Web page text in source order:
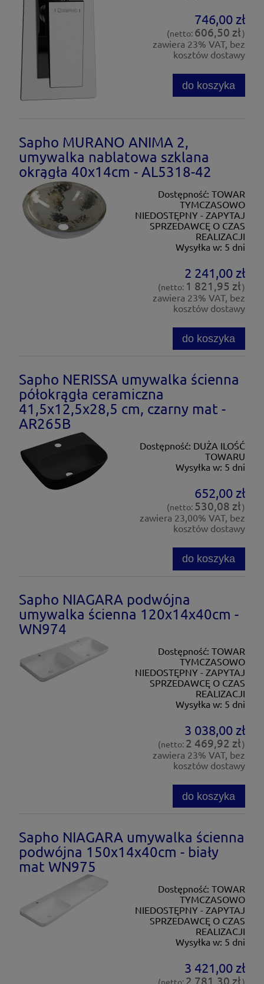
746,00 zł
(netto: 606,50 zł)
zawiera 23% VAT, bez
kosztów dostawy
do koszyka
Sapho MURANO ANIMA 2,
umywalka nablatowa szklana
okrągła 40x14cm - AL5318-42
Dostępność: TOWAR
TYMCZASOWO
NIEDOSTĘPNY - ZAPYTAJ
SPRZEDAWCĘ O CZAS
REALIZACJI
Wysyłka w: 5 dni
2 241,00 zł
(netto: 1 821,95 zł)
zawiera 23% VAT, bez
kosztów dostawy
do koszyka
Sapho NERISSA umywalka ścienna
półokrągła ceramiczna
41,5x12,5x28,5 cm, czarny mat -
AR265B
Dostępność: DUŻA ILOŚĆ
TOWARU
Wysyłka w: 5 dni
652,00 zł
(netto: 530,08 zł)
zawiera 23,00% VAT, bez
kosztów dostawy
do koszyka
Sapho NIAGARA podwójna
umywalka ścienna 120x14x40cm -
WN974
Dostępność: TOWAR
TYMCZASOWO
NIEDOSTĘPNY - ZAPYTAJ
SPRZEDAWCĘ O CZAS
REALIZACJI
Wysyłka w: 5 dni
3 038,00 zł
(netto: 2 469,92 zł)
zawiera 23% VAT, bez
kosztów dostawy
do koszyka
Sapho NIAGARA umywalka ścienna
podwójna 150x14x40cm - biały
mat WN975
Dostępność: TOWAR
TYMCZASOWO
NIEDOSTĘPNY - ZAPYTAJ
SPRZEDAWCĘ O CZAS
REALIZACJI
Wysyłka w: 5 dni
3 421,00 zł
(netto: 2 781,30 zł)